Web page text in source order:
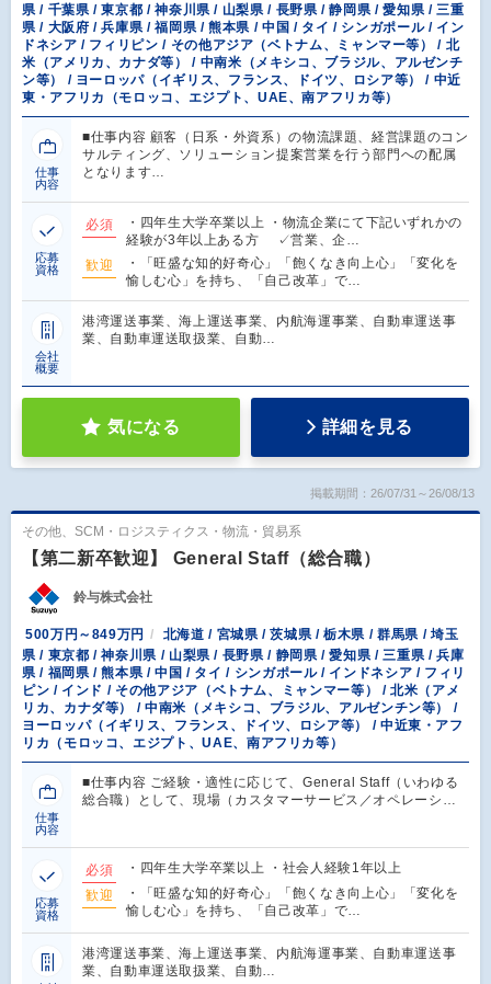
県 / 千葉県 / 東京都 / 神奈川県 / 山梨県 / 長野県 / 静岡県 / 愛知県 / 三重
県 / 大阪府 / 兵庫県 / 福岡県 / 熊本県 / 中国 / タイ / シンガポール / イン
ドネシア / フィリピン / その他アジア（ベトナム、ミャンマー等） / 北
米（アメリカ、カナダ等） / 中南米（メキシコ、ブラジル、アルゼンチ
ン等） / ヨーロッパ（イギリス、フランス、ドイツ、ロシア等） / 中近
東・アフリカ（モロッコ、エジプト、UAE、南アフリカ等）
仕事
内容
■仕事内容 顧客（日系・外資系）の物流課題、経営課題のコン
サルティング、ソリューション提案営業を行う部門への配属
となります…
応募
資格
必須
・四年生大学卒業以上 ・物流企業にて下記いずれかの
経験が3年以上ある方 ✓営業、企…
歓迎
・「旺盛な知的好奇心」「飽くなき向上心」「変化を
愉しむ心」を持ち、「自己改革」で…
会社
概要
港湾運送事業、海上運送事業、内航海運事業、自動車運送事
業、自動車運送取扱業、自動…
気になる 詳細を見る
掲載期間：26/07/31～26/08/13
その他、SCM・ロジスティクス・物流・貿易系
【第二新卒歓迎】 General Staff（総合職）
鈴与株式会社
500万円～849万円
北海道 / 宮城県 / 茨城県 / 栃木県 / 群馬県 / 埼玉
県 / 東京都 / 神奈川県 / 山梨県 / 長野県 / 静岡県 / 愛知県 / 三重県 / 兵庫
県 / 福岡県 / 熊本県 / 中国 / タイ / シンガポール / インドネシア / フィリ
ピン / インド / その他アジア（ベトナム、ミャンマー等） / 北米（アメ
リカ、カナダ等） / 中南米（メキシコ、ブラジル、アルゼンチン等） /
ヨーロッパ（イギリス、フランス、ドイツ、ロシア等） / 中近東・アフ
リカ（モロッコ、エジプト、UAE、南アフリカ等）
仕事
内容
■仕事内容 ご経験・適性に応じて、General Staff（いわゆる
総合職）として、現場（カスタマーサービス／オペレーシ…
応募
資格
必須
・四年生大学卒業以上 ・社会人経験1年以上
歓迎
・「旺盛な知的好奇心」「飽くなき向上心」「変化を
愉しむ心」を持ち、「自己改革」で…
港湾運送事業、海上運送事業、内航海運事業、自動車運送事
業、自動車運送取扱業、自動…